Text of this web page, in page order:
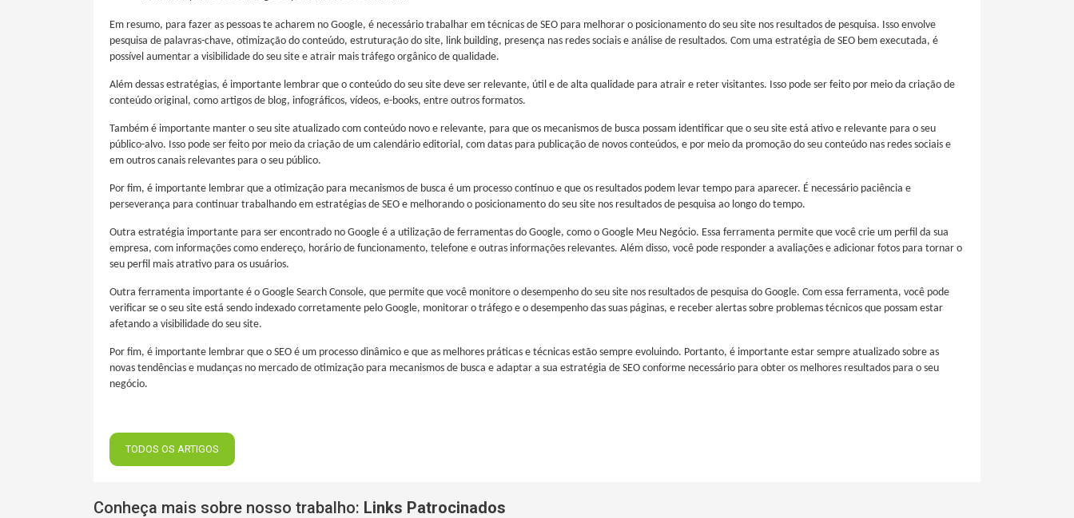
Em resumo, para fazer as pessoas te acharem no Google, é necessário trabalhar em técnicas de SEO para melhorar o posicionamento do seu site nos resultados de pesquisa. Isso envolve
pesquisa de palavras-chave, otimização do conteúdo, estruturação do site, link building, presença nas redes sociais e análise de resultados. Com uma estratégia de SEO bem executada, é
possível aumentar a visibilidade do seu site e atrair mais tráfego orgânico de qualidade.
Além dessas estratégias, é importante lembrar que o conteúdo do seu site deve ser relevante, útil e de alta qualidade para atrair e reter visitantes. Isso pode ser feito por meio da criação de
conteúdo original, como artigos de blog, infográficos, vídeos, e-books, entre outros formatos.
Também é importante manter o seu site atualizado com conteúdo novo e relevante, para que os mecanismos de busca possam identificar que o seu site está ativo e relevante para o seu
público-alvo. Isso pode ser feito por meio da criação de um calendário editorial, com datas para publicação de novos conteúdos, e por meio da promoção do seu conteúdo nas redes sociais e
em outros canais relevantes para o seu público.
Por fim, é importante lembrar que a otimização para mecanismos de busca é um processo contínuo e que os resultados podem levar tempo para aparecer. É necessário paciência e
perseverança para continuar trabalhando em estratégias de SEO e melhorando o posicionamento do seu site nos resultados de pesquisa ao longo do tempo.
Outra estratégia importante para ser encontrado no Google é a utilização de ferramentas do Google, como o Google Meu Negócio. Essa ferramenta permite que você crie um perfil da sua
empresa, com informações como endereço, horário de funcionamento, telefone e outras informações relevantes. Além disso, você pode responder a avaliações e adicionar fotos para tornar o
seu perfil mais atrativo para os usuários.
Outra ferramenta importante é o Google Search Console, que permite que você monitore o desempenho do seu site nos resultados de pesquisa do Google. Com essa ferramenta, você pode
verificar se o seu site está sendo indexado corretamente pelo Google, monitorar o tráfego e o desempenho das suas páginas, e receber alertas sobre problemas técnicos que possam estar
afetando a visibilidade do seu site.
Por fim, é importante lembrar que o SEO é um processo dinâmico e que as melhores práticas e técnicas estão sempre evoluindo. Portanto, é importante estar sempre atualizado sobre as
novas tendências e mudanças no mercado de otimização para mecanismos de busca e adaptar a sua estratégia de SEO conforme necessário para obter os melhores resultados para o seu
negócio.
TODOS OS ARTIGOS
Conheça mais sobre nosso trabalho: Links Patrocinados